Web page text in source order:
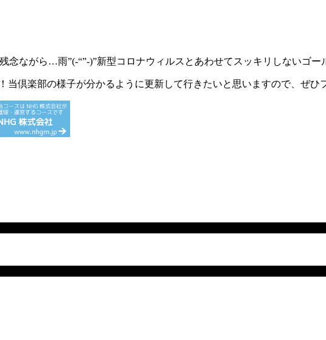
念ながら…雨”(-“”-)”新型コロナウィルスとあわせてスッキリしないゴー
当倶楽部の様子が分かるように更新して行きたいと思いますので、ぜひ